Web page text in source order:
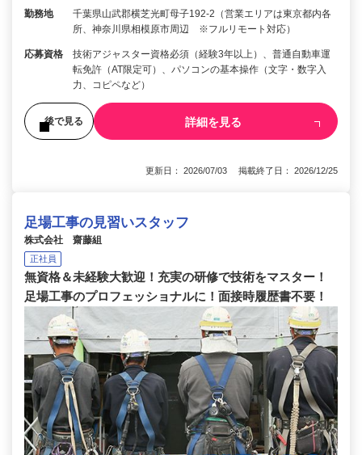
勤務地
千葉県山武郡横芝光町母子192-2（営業エリアは東京都内各
所、神奈川県相模原市周辺 ※フルリモート対応）
応募資格
技術アジャスター資格必須（経験3年以上）、普通自動車運
転免許（AT限定可）、パソコンの基本操作（文字・数字入
力、コピペなど）
後で見る 詳細を見る
更新日： 2026/07/03 掲載終了日： 2026/12/25
足場工事の見習いスタッフ
株式会社 齋藤組
正社員
無資格＆未経験大歓迎！充実の研修で技術をマスター！
足場工事のプロフェッショナルに！面接時履歴書不要！